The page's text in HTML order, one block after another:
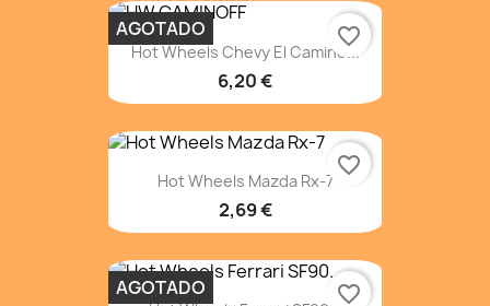
Hot Wheels Chevy El Camino...
6,20 €
AGOTADO favorite_border
Hot Wheels Mazda Rx-7
2,69 €
favorite_border
AGOTADO favorite_border